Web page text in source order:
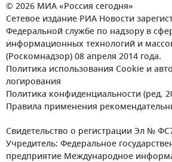
© 2026 МИА «Россия сегодня»
Сетевое издание РИА Новости
Федеральной службе по надзору в
информационных технологий и
(Роскомнадзор) 08 апреля 2014 года.
Политика использования Cookie и
логирования
Политика конфиденциальности (ред.
Правила применения
Свидетельство о регистрации Эл №
Учредитель: Федеральное
предприятие Международное